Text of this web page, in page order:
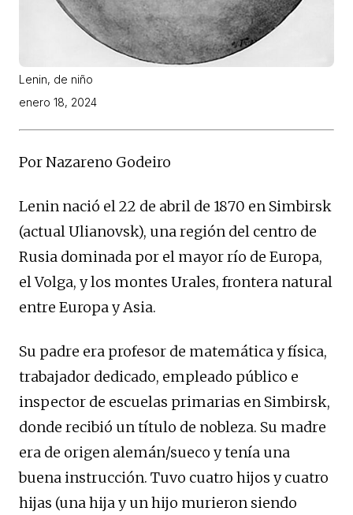
Lenin, de niño
enero 18, 2024
Por Nazareno Godeiro
Lenin nació el 22 de abril de 1870 en Simbirsk
(actual Ulianovsk), una región del centro de
Rusia dominada por el mayor río de Europa,
el Volga, y los montes Urales, frontera natural
entre Europa y Asia.
Su padre era profesor de matemática y física,
trabajador dedicado, empleado público e
inspector de escuelas primarias en Simbirsk,
donde recibió un título de nobleza. Su madre
era de origen alemán/sueco y tenía una
buena instrucción. Tuvo cuatro hijos y cuatro
hijas (una hija y un hijo murieron siendo